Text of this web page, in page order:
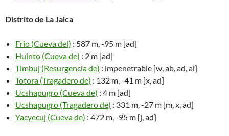
Distrito de La Jalca
Frio (Cueva del) : 587 m, -95 m [ad]
Huinto (Cueva de) : 2 m [ad]
Timbuj (Resurgencia de) : impenetrable [w, ab, ad, ai]
Totora (Tragadero de) : 132 m, -41 m [x, ad]
Ucshapugro (Cueva de) : 4 m [ad]
Ucshapugro (Tragadero de) : 331 m, -27 m [m, x, ad]
Yacyecuj (Cueva de) : 472 m, -95 m [j, ad]